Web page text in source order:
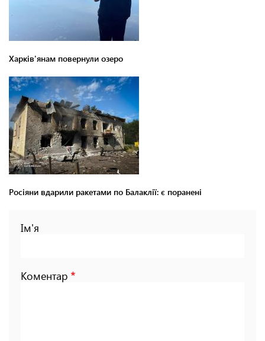
Харків'янам повернули озеро
Росіяни вдарили ракетами по Балаклії: є поранені
Ім'я
Коментар